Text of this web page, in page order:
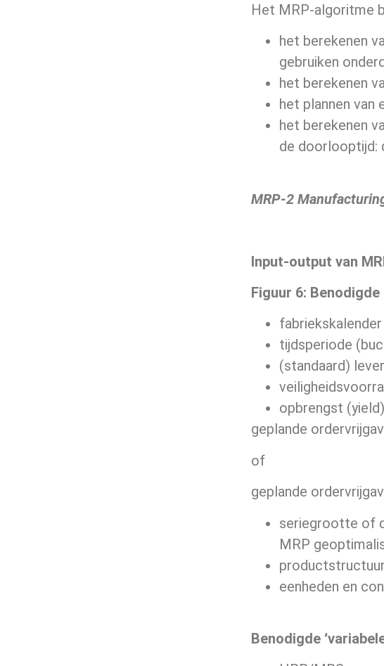
Het MRP-algoritme
het berekenen
gebruiken
het berekenen
het plannen
het berekenen
de doorlooptijd:
MRP-2
Input-output van
Figuur 6: Benodigde
fabriekskalender
tijdsperiode
(standaard)
opbrengst
geplande
of
geplande
seriegrootte of
MRP
eenheden en
Benodigde